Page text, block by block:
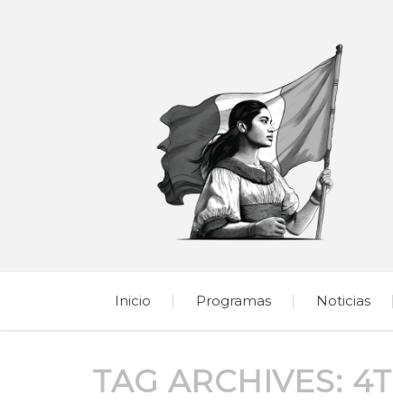
Inicio Programas Noticias
TAG ARCHIVES: 4T